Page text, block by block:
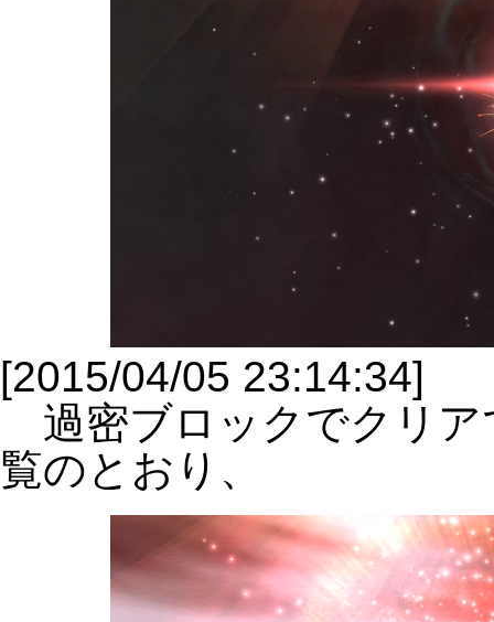
[2015/04/05 23:14:34]
過密ブロックでクリア
覧のとおり、